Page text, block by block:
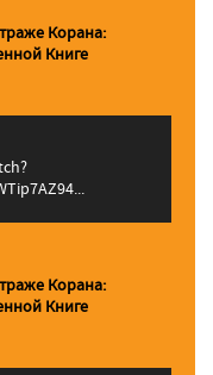
Корана:
Книге
Корана:
Книге